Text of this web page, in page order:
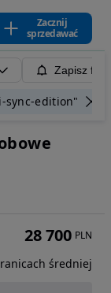
Zacznij
sprzedawać
Zapisz
sync-edition"
28 700 PLN
średniej